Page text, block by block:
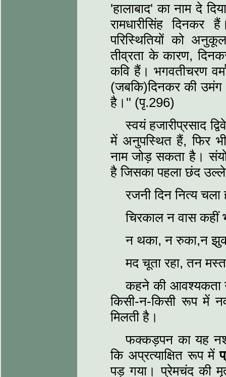
'हालाबाद' का नाम दे
रामधारीसिंह
परिस्थितियों को
तीव्रता के कारण,
कवि हैं। भगवतीचरण
(जबकि)दिनकर की उमंग
है।'' (पृ.296)
स्‍वयं हजारीप्रसाद
में अनुपस्थित हैं, फिर
नाम जोड़ सकता है।
है जिसका पहला छंद
रजनी दिन नित्‍य
चिरकाल न वास कहीं
न थका, न रुका,न
मद चूता रहा, तन
कहने की आवश्‍यकता
किसी-न-किसी रूप में
मिलती है।
फक्कड़पन का यह
कि अप्रत्‍याक्षित रूप में
पड़ गया। प्रेमचंद की